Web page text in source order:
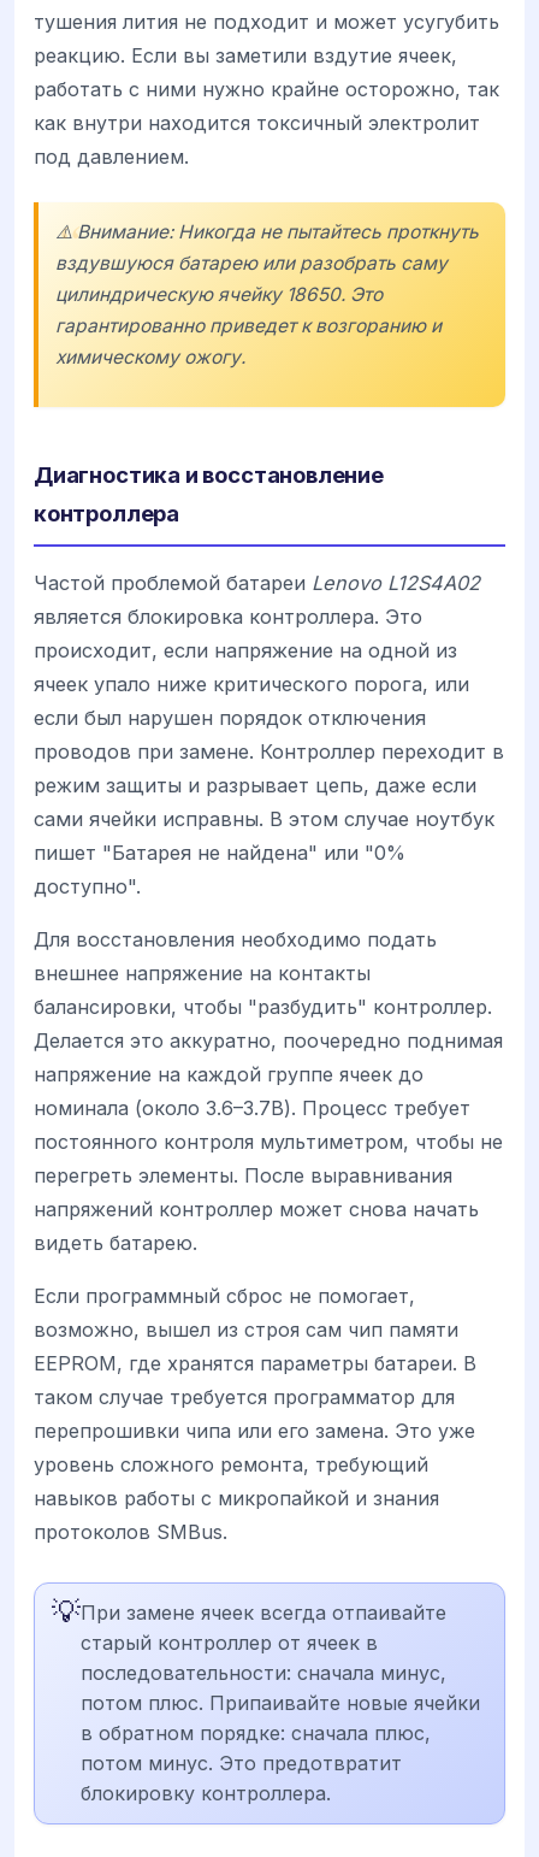
тушения лития не подходит и может усугубить
реакцию. Если вы заметили вздутие ячеек,
работать с ними нужно крайне осторожно, так
как внутри находится токсичный электролит
под давлением.
⚠️ Внимание: Никогда не пытайтесь проткнуть
вздувшуюся батарею или разобрать саму
цилиндрическую ячейку 18650. Это
гарантированно приведет к возгоранию и
химическому ожогу.
Диагностика и восстановление
контроллера
Частой проблемой батареи Lenovo L12S4A02
является блокировка контроллера. Это
происходит, если напряжение на одной из
ячеек упало ниже критического порога, или
если был нарушен порядок отключения
проводов при замене. Контроллер переходит в
режим защиты и разрывает цепь, даже если
сами ячейки исправны. В этом случае ноутбук
пишет "Батарея не найдена" или "0%
доступно".
Для восстановления необходимо подать
внешнее напряжение на контакты
балансировки, чтобы "разбудить" контроллер.
Делается это аккуратно, поочередно поднимая
напряжение на каждой группе ячеек до
номинала (около 3.6–3.7В). Процесс требует
постоянного контроля мультиметром, чтобы не
перегреть элементы. После выравнивания
напряжений контроллер может снова начать
видеть батарею.
Если программный сброс не помогает,
возможно, вышел из строя сам чип памяти
EEPROM, где хранятся параметры батареи. В
таком случае требуется программатор для
перепрошивки чипа или его замена. Это уже
уровень сложного ремонта, требующий
навыков работы с микропайкой и знания
протоколов SMBus.
💡При замене ячеек всегда отпаивайте
старый контроллер от ячеек в
последовательности: сначала минус,
потом плюс. Припаивайте новые ячейки
в обратном порядке: сначала плюс,
потом минус. Это предотвратит
блокировку контроллера.